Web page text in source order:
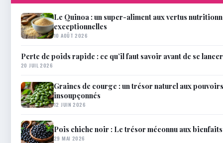
Le Quinoa : un super-aliment aux vertus
exceptionnelles
10 AOÛT 2026
Perte de poids rapide : ce qu’il faut savoir avant de se lancer
20 JUIL 2026
Graines de courge : un trésor naturel aux
insoupçonnés
12 JUIN 2026
Pois chiche noir : Le trésor méconnu aux
29 MAI 2026